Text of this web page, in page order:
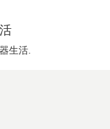
生活.